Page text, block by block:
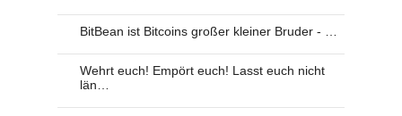
BitBean ist Bitcoins großer kleiner Bruder - …
Wehrt euch! Empört euch! Lasst euch nicht
län…